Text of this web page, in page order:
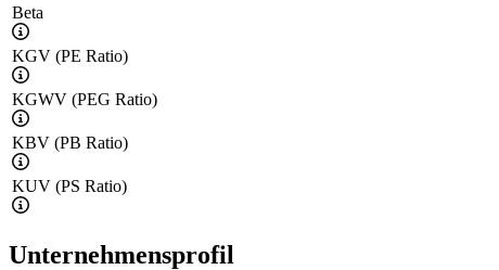
Beta
KGV (PE Ratio)
KGWV (PEG Ratio)
KBV (PB Ratio)
KUV (PS Ratio)
Unternehmensprofil